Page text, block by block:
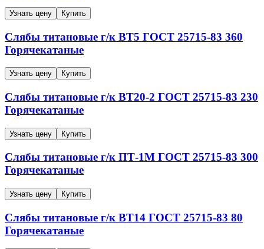
Узнать цену Купить
Слябы титановые г/к ВТ5 ГОСТ 25715-83 360
Горячекатаные
Узнать цену Купить
Слябы титановые г/к ВТ20-2 ГОСТ 25715-83 230
Горячекатаные
Узнать цену Купить
Слябы титановые г/к ПТ-1М ГОСТ 25715-83 300
Горячекатаные
Узнать цену Купить
Слябы титановые г/к ВТ14 ГОСТ 25715-83 80
Горячекатаные